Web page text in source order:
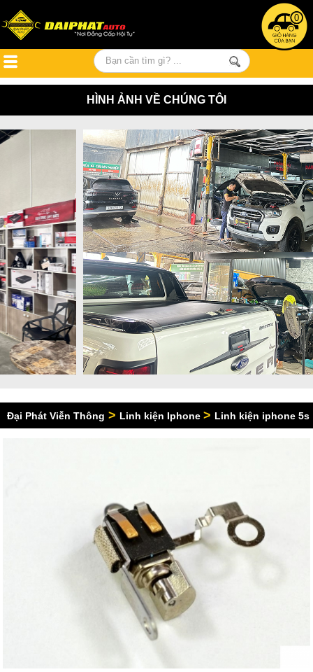
0
HÌNH ẢNH VỀ CHÚNG TÔI
Đại Phát Viễn Thông > Linh kiện Iphone > Linh kiện iphone 5s